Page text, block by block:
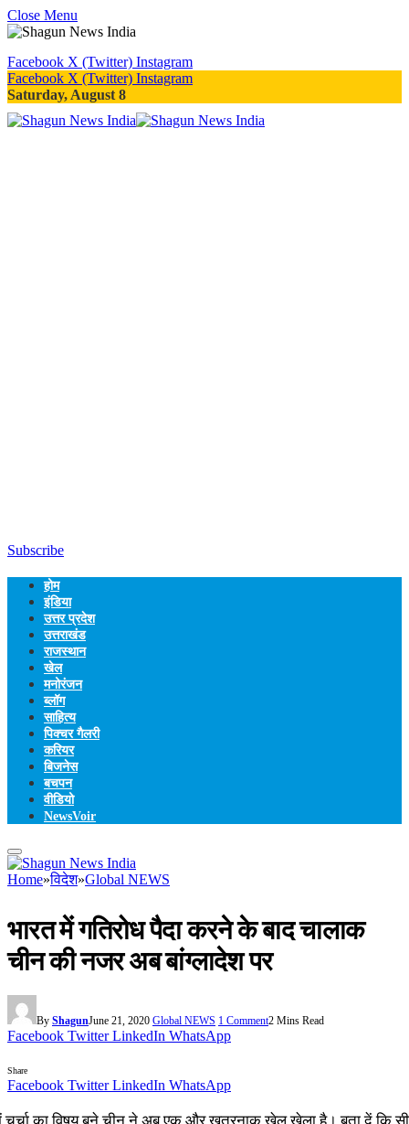
Close Menu
Facebook X (Twitter) Instagram
Facebook X (Twitter) Instagram
Saturday, August 8
Subscribe
होम
इंडिया
उत्तर प्रदेश
उत्तराखंड
राजस्थान
खेल
मनोरंजन
ब्लॉग
साहित्य
पिक्चर गैलरी
करियर
बिजनेस
बचपन
वीडियो
NewsVoir
Home»विदेश»Global NEWS
भारत में गतिरोध पैदा करने के बाद चालाक
चीन की नजर अब बांग्लादेश पर
By ShagunJune 21, 2020 Global NEWS 1 Comment2 Mins Read
Facebook Twitter LinkedIn WhatsApp
Share
Facebook Twitter LinkedIn WhatsApp